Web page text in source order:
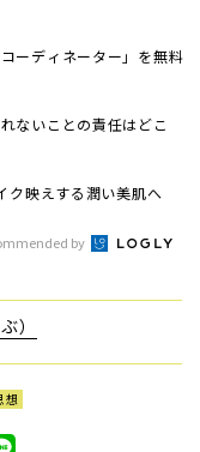
ーディネーター」を無料
ないことの責任はどこ
ク映えする潤い美肌へ
by
）
想